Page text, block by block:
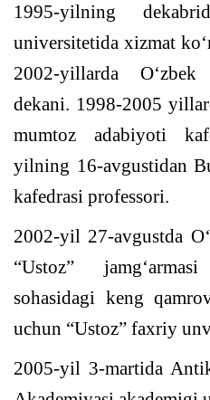
1995-yilning
universitetida xizmat
2002-yillarda O‘
dekani. 1998-2005
mumtoz adabiyoti
yilning 16-avgustidan
kafedrasi professori.
2002-yil 27-avgustda
“Ustoz”
sohasidagi keng
uchun “Ustoz” faxriy
2005-yil 3-martida